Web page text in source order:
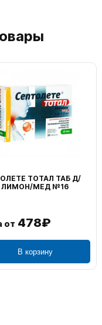
ТОТАЛ ТАБ Д/
ЛИМОН/МЕД №16
от 478₽
В корзину